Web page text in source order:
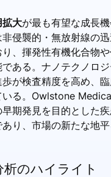
拡大が最も有望な成長
侵襲的・無放射線の
、揮発性有機化合物
ある。ナノテクノロ
が検査精度を高め、
いる。Owlstone
期発見を目的とした
り、市場の新たな地
のハイライト